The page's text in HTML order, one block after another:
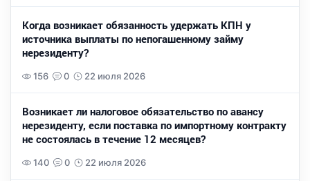
Когда возникает обязанность удержать КПН у
источника выплаты по непогашенному займу
нерезиденту?
156 0 22 июля 2026
Возникает ли налоговое обязательство по авансу
нерезиденту, если поставка по импортному контракту
не состоялась в течение 12 месяцев?
140 0 22 июля 2026